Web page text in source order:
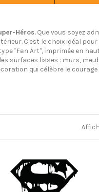
Héros. Que vous soyez
C'est le choix idéal
"Fan Art", imprimée en
surfaces lisses : murs,
qui célèbre le